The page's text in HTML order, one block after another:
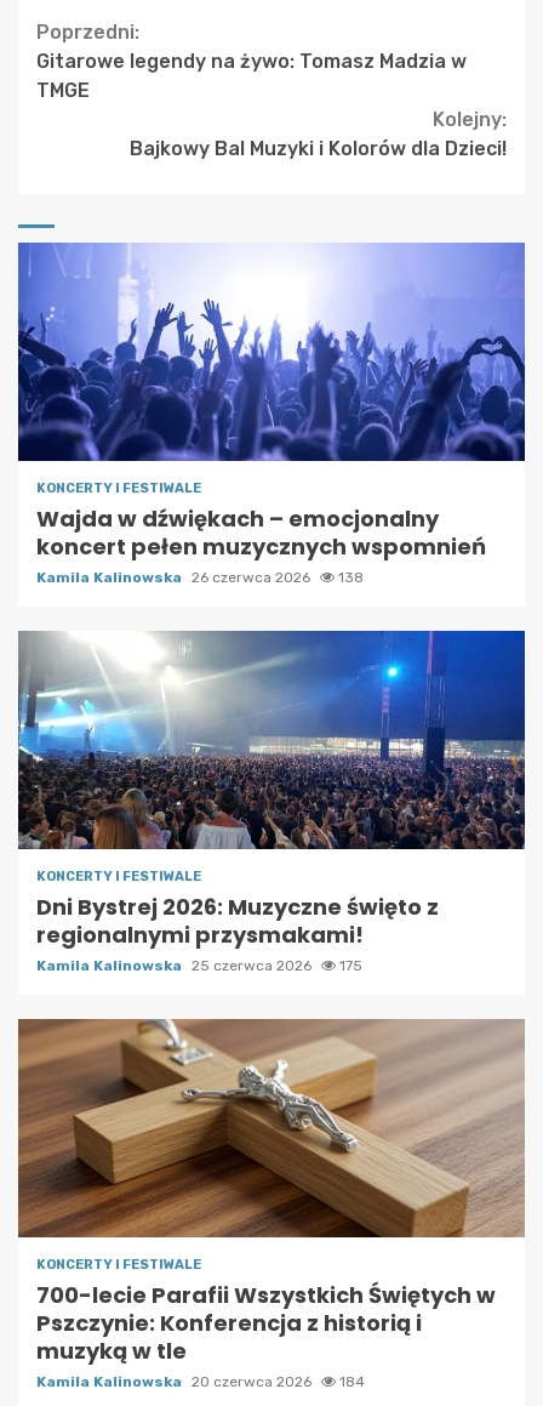
Continue
Reading
Poprzedni:
Gitarowe legendy na żywo: Tomasz Madzia w
TMGE
Kolejny:
Bajkowy Bal Muzyki i Kolorów dla Dzieci!
KONCERTY I FESTIWALE
Wajda w dźwiękach – emocjonalny
koncert pełen muzycznych wspomnień
Kamila Kalinowska 26 czerwca 2026 138
KONCERTY I FESTIWALE
Dni Bystrej 2026: Muzyczne święto z
regionalnymi przysmakami!
Kamila Kalinowska 25 czerwca 2026 175
KONCERTY I FESTIWALE
700-lecie Parafii Wszystkich Świętych w
Pszczynie: Konferencja z historią i
muzyką w tle
Kamila Kalinowska 20 czerwca 2026 184